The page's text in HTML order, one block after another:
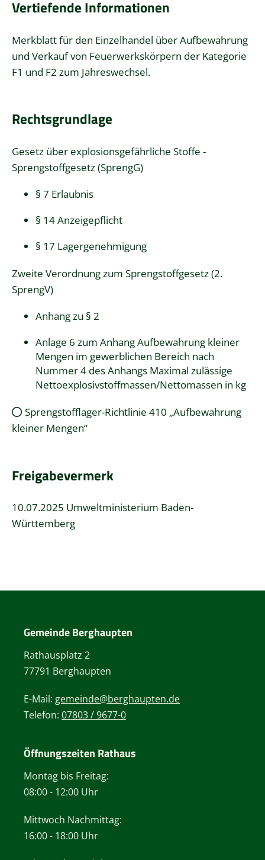
Vertiefende Informationen
Merkblatt für den Einzelhandel über Aufbewahrung
und Verkauf von Feuerwerkskörpern der Kategorie
F1 und F2 zum Jahreswechsel.
Rechtsgrundlage
Gesetz über explosionsgefährliche Stoffe -
Sprengstoffgesetz (SprengG)
§ 7 Erlaubnis
§ 14 Anzeigepflicht
§ 17 Lagergenehmigung
Zweite Verordnung zum Sprengstoffgesetz (2.
SprengV)
Anhang zu § 2
Anlage 6 zum Anhang Aufbewahrung kleiner
Mengen im gewerblichen Bereich nach
Nummer 4 des Anhangs Maximal zulässige
Nettoexplosivstoffmassen/Nettomassen in kg
Sprengstofflager-Richtlinie 410 „Aufbewahrung
kleiner Mengen“
Freigabevermerk
10.07.2025 Umweltministerium Baden-
Württemberg
Gemeinde Berghaupten
Rathausplatz 2
77791 Berghaupten
E-Mail: gemeinde@berghaupten.de
Telefon: 07803 / 9677-0
Öffnungszeiten Rathaus
Montag bis Freitag:
08:00 - 12:00 Uhr
Mittwoch Nachmittag:
16:00 - 18:00 Uhr